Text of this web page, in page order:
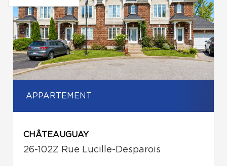
APPARTEMENT
CHÂTEAUGUAY
26-102Z Rue Lucille-Desparois